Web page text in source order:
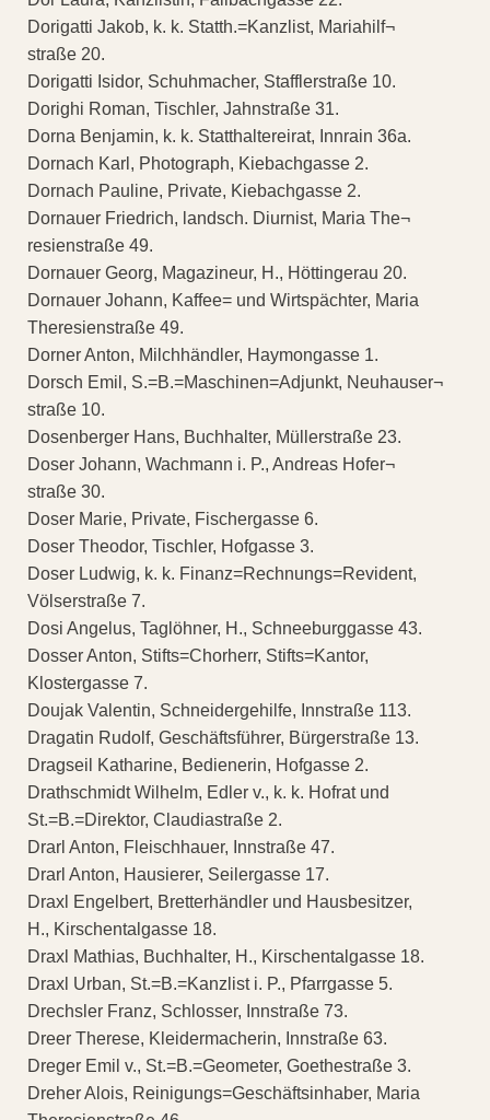
Dorigatti Jakob, k. k. Statth.=Kanzlist, Mariahilf¬
straße 20.
Dorigatti Isidor, Schuhmacher, Stafflerstraße 10.
Dorighi Roman, Tischler, Jahnstraße 31.
Dorna Benjamin, k. k. Statthaltereirat, Innrain 36a.
Dornach Karl, Photograph, Kiebachgasse 2.
Dornach Pauline, Private, Kiebachgasse 2.
Dornauer Friedrich, landsch. Diurnist, Maria The¬
resienstraße 49.
Dornauer Georg, Magazineur, H., Höttingerau 20.
Dornauer Johann, Kaffee= und Wirtspächter, Maria
Theresienstraße 49.
Dorner Anton, Milchhändler, Haymongasse 1.
Dorsch Emil, S.=B.=Maschinen=Adjunkt, Neuhauser¬
straße 10.
Dosenberger Hans, Buchhalter, Müllerstraße 23.
Doser Johann, Wachmann i. P., Andreas Hofer¬
straße 30.
Doser Marie, Private, Fischergasse 6.
Doser Theodor, Tischler, Hofgasse 3.
Doser Ludwig, k. k. Finanz=Rechnungs=Revident,
Völserstraße 7.
Dosi Angelus, Taglöhner, H., Schneeburggasse 43.
Dosser Anton, Stifts=Chorherr, Stifts=Kantor,
Klostergasse 7.
Doujak Valentin, Schneidergehilfe, Innstraße 113.
Dragatin Rudolf, Geschäftsführer, Bürgerstraße 13.
Dragseil Katharine, Bedienerin, Hofgasse 2.
Drathschmidt Wilhelm, Edler v., k. k. Hofrat und
St.=B.=Direktor, Claudiastraße 2.
Drarl Anton, Fleischhauer, Innstraße 47.
Drarl Anton, Hausierer, Seilergasse 17.
Draxl Engelbert, Bretterhändler und Hausbesitzer,
H., Kirschentalgasse 18.
Draxl Mathias, Buchhalter, H., Kirschentalgasse 18.
Draxl Urban, St.=B.=Kanzlist i. P., Pfarrgasse 5.
Drechsler Franz, Schlosser, Innstraße 73.
Dreer Therese, Kleidermacherin, Innstraße 63.
Dreger Emil v., St.=B.=Geometer, Goethestraße 3.
Dreher Alois, Reinigungs=Geschäftsinhaber, Maria